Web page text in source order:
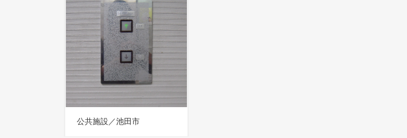
公共施設／池田市